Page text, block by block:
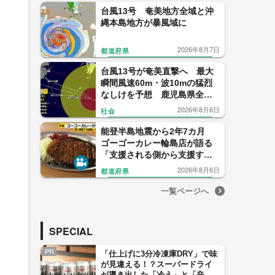
台風13号 奄美地方全域と沖
縄本島地方が暴風域に
都道府県 2026年8月7日
台風13号が奄美直撃へ 最大
瞬間風速60m・波10mの猛烈
なしけを予想 鹿児島県全域
がすでに強風域 気象予報士
解説
社会 2026年8月6日
能登半島地震から2年7カ月
ゴーゴーカレー輪島店が語る
「支援される側から支援する
側へ」
都道府県 2026年8月6日
一覧ページへ
SPECIAL
PR
「仕上げに3分冷凍庫DRY」で味
が見違える！？スーパードライ